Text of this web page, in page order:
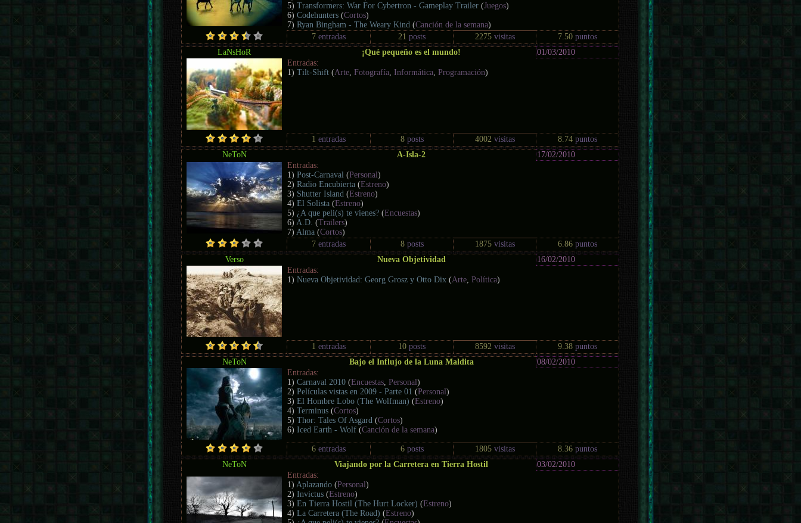
5)Transformers: War For Cybertron - Gameplay Trailer (Juegos)
6)Codehunters (Cortos)
7)Ryan Bingham - The Weary Kind (Canción de la semana)
7 entradas 21 posts 2275visitas 7.50 puntos
LaNsHoR
¡Qué pequeño es el mundo!
01/03/2010
Entradas:
1)Tilt-Shift (Arte ,Fotografía Informática ,Programación)
1 entradas 8posts 4002 visitas 8.74 puntos
NeToN
A-Isla-2
17/02/2010
Entradas:
1)Post-Carnaval (Personal)
2)Radio Encubierta (Estreno)
3) Shutter Island (Estreno)
4)El Solista (Estreno)
5) ¿A que peli(s) te vienes? (Encuestas)
6) A.D. (Trailers)
7) Alma (Cortos)
7 entradas 8posts 1875visitas 6.86 puntos
Verso
Nueva Objetividad
16/02/2010
Entradas:
1)Nueva Objetividad: Georg Grosz y Otto Dix(Arte ,Política)
1 entradas 10 posts 8592 visitas 9.38 puntos
NeToN
Bajo el Influjo de la Luna Maldita
08/02/2010
Entradas:
1)Carnaval 2010 (Encuestas ,Personal)
2)Películas vistas en 2009 - Parte 01 (Personal)
3)El Hombre Lobo (The Wolfman) (Estreno)
4)Terminus (Cortos)
5)Thor: Tales Of Asgard (Cortos)
6)Iced Earth - Wolf (Canción de la semana)
6 entradas 6posts 1805visitas 8.36 puntos
NeToN
Viajando por la Carretera en Tierra Hostil
03/02/2010
Entradas:
1) Aplazando (Personal)
2)Invictus (Estreno)
3)En Tierra Hostil (The Hurt Locker) (Estreno)
4)La Carretera (The Road) (Estreno)